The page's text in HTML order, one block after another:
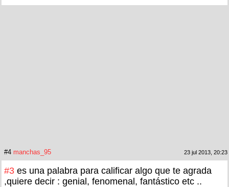
#4 manchas_95 23 jul 2013, 20:23
#3 es una palabra para calificar algo que te agrada
,quiere decir : genial, fenomenal, fantástico etc ..